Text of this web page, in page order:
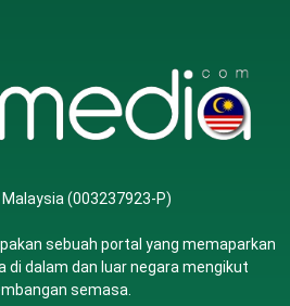
(003237923-P)
sebuah portal yang memaparkan
di dalam dan luar negara mengikut
semasa.